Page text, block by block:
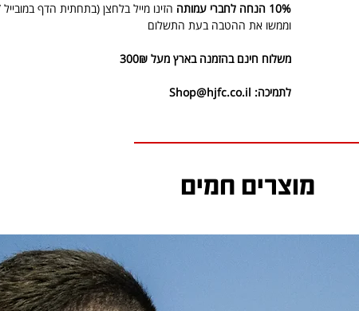
10% הנחה לחברי עמותה
הזינו מייל בלחצן (בתחתית הדף
וממשו את ההטבה בעת התשלום
משלוח חינם בהזמנה בארץ מעל 300₪
לתמיכה: Shop@hjfc.co.il
מוצרים חמים